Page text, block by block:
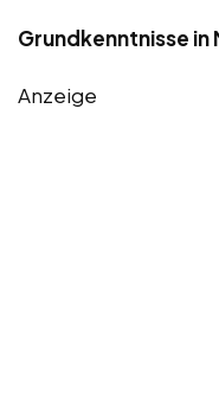
Grundkenntnisse in
Anzeige